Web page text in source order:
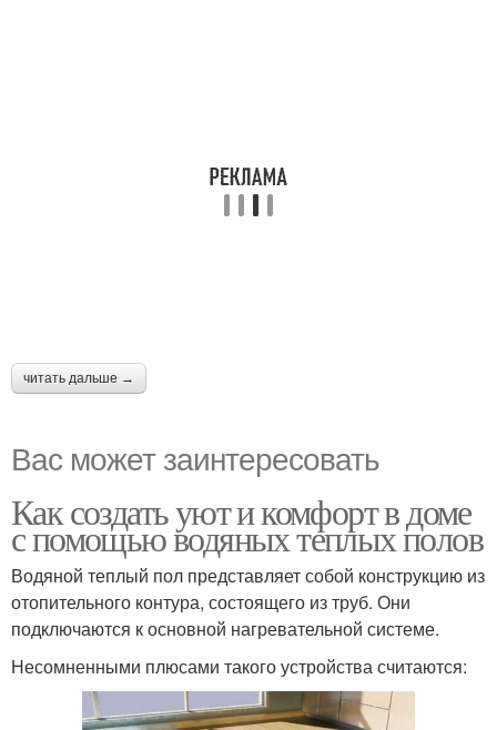
читать дальше →
Вас может заинтересовать
Как создать уют и комфорт в доме
с помощью водяных теплых полов
Водяной теплый пол представляет собой конструкцию из
отопительного контура, состоящего из труб. Они
подключаются к основной нагревательной системе.
Несомненными плюсами такого устройства считаются: